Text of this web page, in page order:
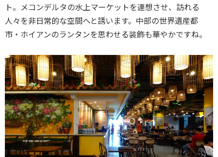
ト。メコンデルタの水上マーケットを連想させ、訪れる
人々を非日常的な空間へと誘います。中部の世界遺産都
市・ホイアンのランタンを思わせる装飾も華やかですね。